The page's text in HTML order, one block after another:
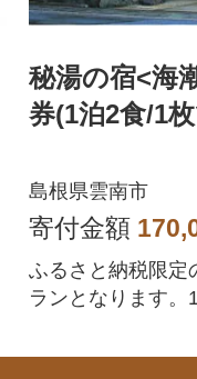
秘湯の宿<海
券(1泊2食/1
島根県雲南市
寄付金額
ふるさと納税限定
ランとなります。
堪能ください。